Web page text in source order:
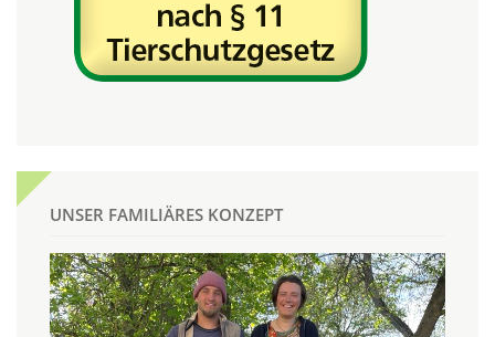
UNSER FAMILIÄRES KONZEPT